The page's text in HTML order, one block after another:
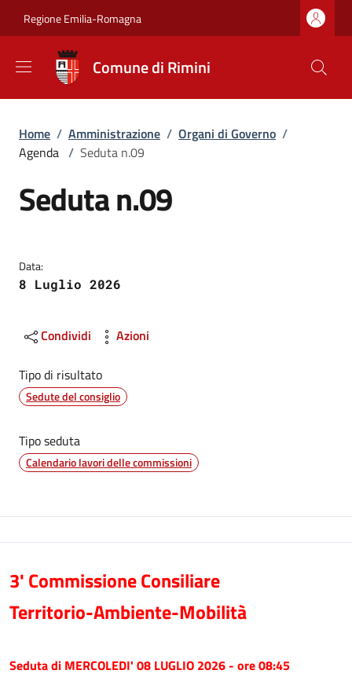
Regione Emilia-Romagna
Comune di Rimini
Briciole di pane
Home / Amministrazione / Organi di Governo /
Agenda / Seduta n.09
Seduta n.09
Data:
8 Luglio 2026
Condividi Azioni
Tipo di risultato
Sedute del consiglio
Tipo seduta
Calendario lavori delle commissioni
3' Commissione Consiliare
Territorio-Ambiente-Mobilità
Seduta di MERCOLEDI' 08 LUGLIO 2026 - ore 08:45